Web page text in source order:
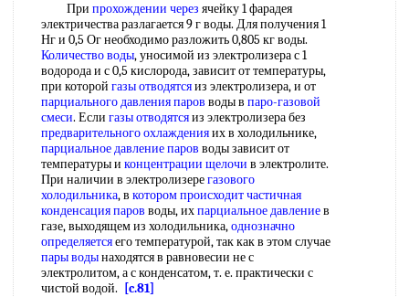
При прохождении через ячейку 1 фарадея
электричества разлагается 9 г воды. Для получения 1
Нг и 0,5 Ог необходимо разложить 0,805 кг воды.
Количество воды, уносимой из электролизера с 1
водорода и с 0,5 кислорода, зависит от температуры,
при которой газы отводятсяиз электролизера, и от
парциального давления паров воды в паро-газовой
смеси. Если газы отводятсяиз электролизера без
предварительного охлажденияих в холодильнике,
парциальное давление паров воды зависит от
температуры и концентрации щелочи в электролите.
При наличии в электролизерегазового
холодильника, в котором происходитчастичная
конденсация паров воды, ихпарциальное давлениев
газе, выходящем из холодильника,однозначно
определяетсяего температурой, так как в этом случае
пары водынаходятся в равновесии не с
электролитом, а с конденсатом, т. е. практически с
чистой водой.
[c.81]